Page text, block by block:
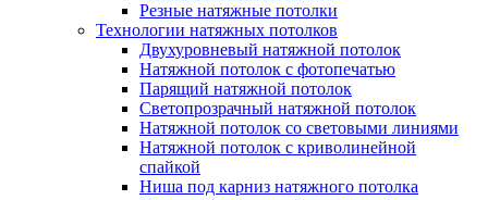
Резные натяжные потолки
Технологии натяжных потолков
Двухуровневый натяжной потолок
Натяжной потолок с фотопечатью
Парящий натяжной потолок
Светопрозрачный натяжной потолок
Натяжной потолок со световыми линиями
Натяжной потолок с криволинейной
спайкой
Ниша под карниз натяжного потолка